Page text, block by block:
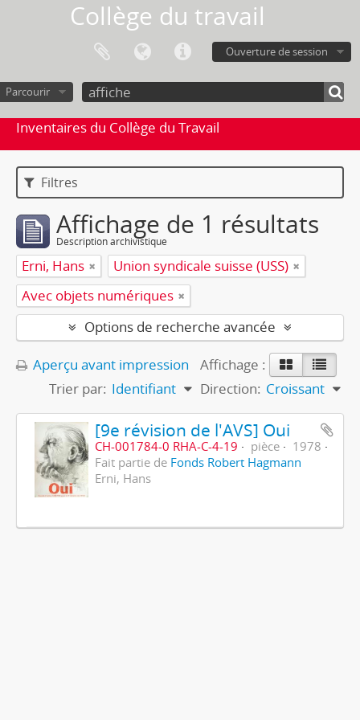
Collège du travail
Ouverture de session
Parcourir
Inventaires du Collège du Travail
Filtres
Affichage de 1 résultats
Description archivistique
Erni, Hans
Union syndicale suisse (USS)
Avec objets numériques
Options de recherche avancée
Aperçu avant impression
Affichage :
Trier par: Identifiant Direction: Croissant
[9e révision de l'AVS] Oui
CH-001784-0 RHA-C-4-19 pièce
1978
Fait partie de Fonds Robert Hagmann
Erni, Hans